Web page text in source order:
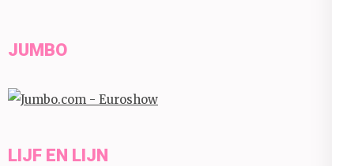
JUMBO
LIJF EN LIJN